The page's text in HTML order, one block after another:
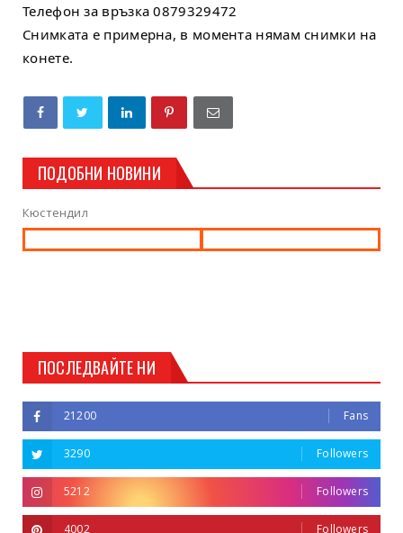
Телефон за връзка 0879329472
Снимката е примерна, в момента нямам снимки на
конете.
ПОДОБНИ НОВИНИ
Кюстендил
ПОСЛЕДВАЙТЕ НИ
21200 Fans
3290 Followers
5212 Followers
4002 Followers